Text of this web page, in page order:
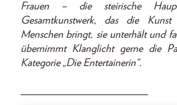
Frauen – die steirische
Gesamtkunstwerk, das die
Menschen bringt, sie unterhält und
übernimmt Klanglicht gerne die
Kategorie „Die Entertainerin“.